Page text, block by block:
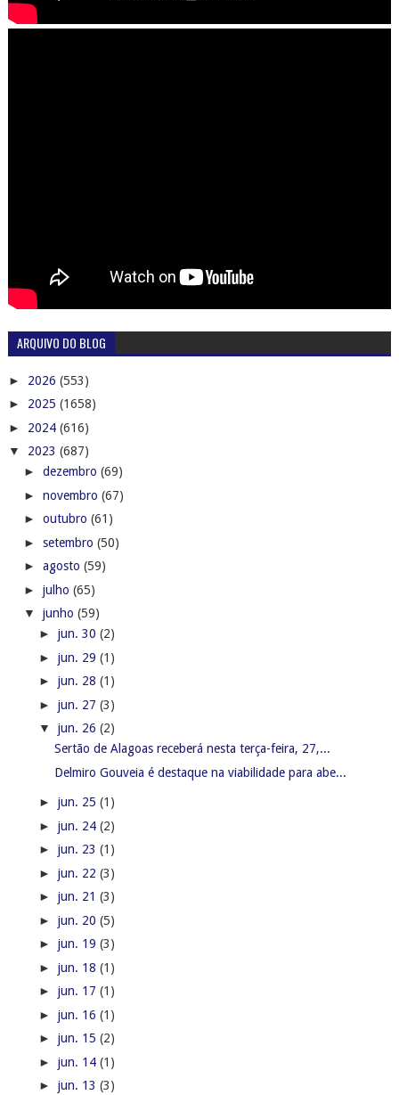
ARQUIVO DO BLOG
► 2026 (553)
► 2025 (1658)
► 2024 (616)
▼ 2023 (687)
► dezembro (69)
► novembro (67)
► outubro (61)
► setembro (50)
► agosto (59)
► julho (65)
▼ junho (59)
► jun. 30 (2)
► jun. 29 (1)
► jun. 28 (1)
► jun. 27 (3)
▼ jun. 26 (2)
Sertão de Alagoas receberá nesta terça-feira, 27,...
Delmiro Gouveia é destaque na viabilidade para abe...
► jun. 25 (1)
► jun. 24 (2)
► jun. 23 (1)
► jun. 22 (3)
► jun. 21 (3)
► jun. 20 (5)
► jun. 19 (3)
► jun. 18 (1)
► jun. 17 (1)
► jun. 16 (1)
► jun. 15 (2)
► jun. 14 (1)
► jun. 13 (3)